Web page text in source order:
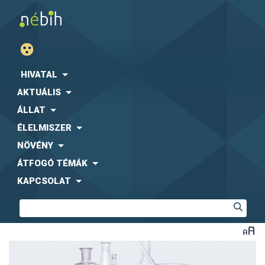
HIVATAL
AKTUÁLIS
ÁLLAT
ÉLELMISZER
NÖVÉNY
ÁTFOGÓ TÉMÁK
KAPCSOLAT